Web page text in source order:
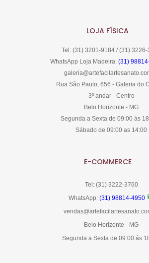
LOJA FÍSICA
Tel: (31) 3201-9184 / (31) 3226-
WhatsApp Loja Madeira: (31)
Rua São Paulo, 656 - Galeria do
3º andar - Centro
Belo Horizonte - MG
Segunda a Sexta de 09:00 ás
Sábado de 09:00 as 14:00
E-COMMERCE
Tel: (31) 3222-3760
WhatsApp: (31) 98814-4950
Belo Horizonte - MG
Segunda a Sexta de 09:00 ás